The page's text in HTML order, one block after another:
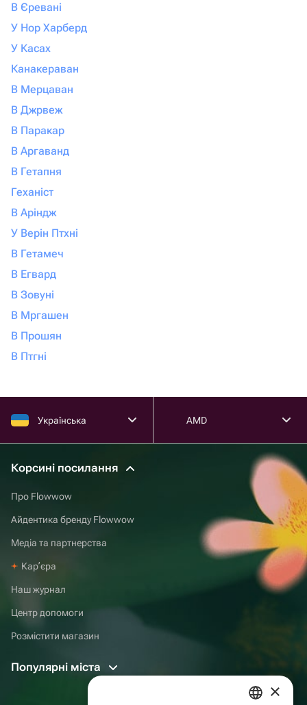
В Єревані
У Нор Харберд
У Касах
Канакераван
В Мерцаван
В Джрвеж
В Паракар
В Аргаванд
В Гетапня
Геханіст
В Аріндж
У Верін Птхні
В Гетамеч
В Егвард
В Зовуні
В Мргашен
В Прошян
В Птгні
Українська AMD
Корсині посилання
Про Flowwow
Айдентика бренду Flowwow
Медіа та партнерства
Карʼєра
Наш журнал
Центр допомоги
Розмістити магазин
Популярні міста
×